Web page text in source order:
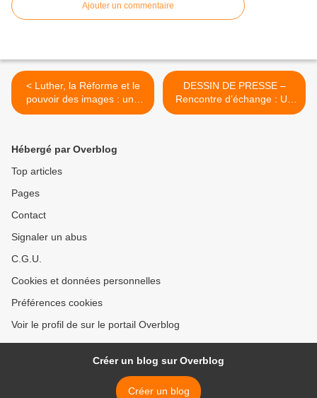
Ajouter un commentaire
< Luther, la Réforme et le
pouvoir des images : une
exposition itinérante à louer
DESSIN DE PRESSE –
Rencontre d’échange : Un
pont culturel entre le
Hébergé par Overblog
Top articles
Pages
Contact
Signaler un abus
C.G.U.
Cookies et données personnelles
Préférences cookies
Voir le profil de sur le portail Overblog
Créer un blog sur Overblog
Créer un blog